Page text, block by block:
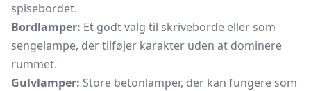
spisebordet.
Bordlamper: Et godt valg til skriveborde eller som
sengelampe, der tilføjer karakter uden at dominere
rummet.
Gulvlamper: Store betonlamper, der kan fungere som